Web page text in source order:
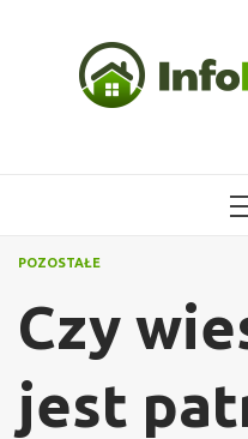
POZOSTAŁE
Czy
jest